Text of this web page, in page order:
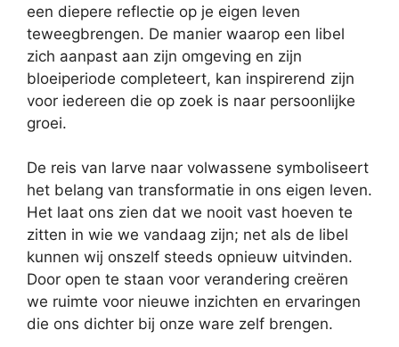
een diepere reflectie op je eigen leven
teweegbrengen. De manier waarop een libel
zich aanpast aan zijn omgeving en zijn
bloeiperiode completeert, kan inspirerend zijn
voor iedereen die op zoek is naar persoonlijke
groei.
De reis van larve naar volwassene symboliseert
het belang van transformatie in ons eigen leven.
Het laat ons zien dat we nooit vast hoeven te
zitten in wie we vandaag zijn; net als de libel
kunnen wij onszelf steeds opnieuw uitvinden.
Door open te staan voor verandering creëren
we ruimte voor nieuwe inzichten en ervaringen
die ons dichter bij onze ware zelf brengen.